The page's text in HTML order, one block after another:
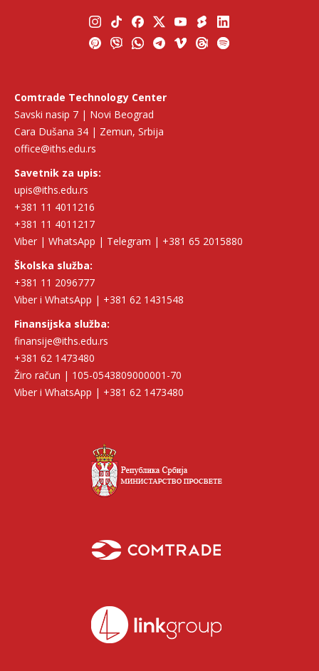
Comtrade Technology Center
Savski nasip 7 | Novi Beograd
Cara Dušana 34 | Zemun, Srbija
office@iths.edu.rs
Savetnik za upis:
upis@iths.edu.rs
+381 11 4011216
+381 11 4011217
Viber | WhatsApp | Telegram | +381 65 2015880
Školska služba:
+381 11 2096777
Viber i WhatsApp | +381 62 1431548
Finansijska služba:
finansije@iths.edu.rs
+381 62 1473480
Žiro račun | 105-0543809000001-70
Viber i WhatsApp | +381 62 1473480